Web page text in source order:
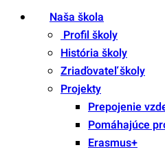
Naša škola
Profil školy
História školy
Zriaďovateľ školy
Projekty
Prepojenie
Pomáhajúce
Erasmus+